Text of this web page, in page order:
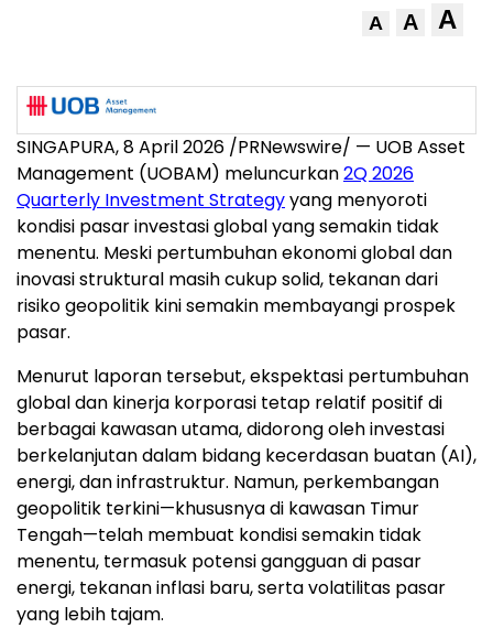
A A A
SINGAPURA, 8 April 2026 /PRNewswire/ — UOB Asset
Management (UOBAM) meluncurkan2Q 2026
Quarterly Investment Strategyyang menyoroti
kondisi pasar investasi global yang semakin tidak
menentu. Meski pertumbuhan ekonomi global dan
inovasi struktural masih cukup solid, tekanan dari
risiko geopolitik kini semakin membayangi prospek
pasar.
Menurut laporan tersebut, ekspektasi pertumbuhan
global dan kinerja korporasi tetap relatif positif di
berbagai kawasan utama, didorong oleh investasi
berkelanjutan dalam bidang kecerdasan buatan (AI),
energi, dan infrastruktur. Namun, perkembangan
geopolitik terkini—khususnya di kawasan Timur
Tengah—telah membuat kondisi semakin tidak
menentu, termasuk potensi gangguan di pasar
energi, tekanan inflasi baru, serta volatilitas pasar
yang lebih tajam.